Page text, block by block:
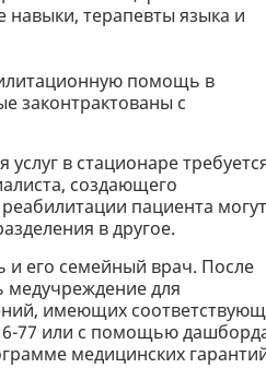
терапевты языка и
помощь в
законтрактованы с
в стационаре
создающего
пациента могут
в другое.
и его семейный врач. После
медучреждение для
имеющих
77 или с помощью
медицинских